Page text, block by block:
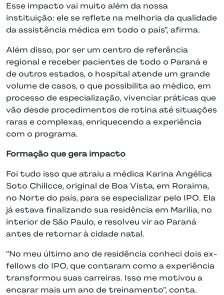
Esse impacto vai muito além da nossa
instituição: ele se reflete na melhoria da qualidade
da assistência médica em todo o país”, afirma.
Além disso, por ser um centro de referência
regional e receber pacientes de todo o Paraná e
de outros estados, o hospital atende um grande
volume de casos, o que possibilita ao médico, em
processo de especialização, vivenciar práticas que
vão desde procedimentos de rotina até situações
raras e complexas, enriquecendo a experiência
com o programa.
Formação que gera impacto
Foi tudo isso que atraiu a médica Karina Angélica
Soto Chillcce, original de Boa Vista, em Roraima,
no Norte do país, para se especializar pelo IPO. Ela
já estava finalizando sua residência em Marília, no
interior de São Paulo, e resolveu vir ao Paraná
antes de retornar à cidade natal.
“No meu último ano de residência conheci dois ex-
fellows do IPO, que contaram como a experiência
transformou suas carreiras. Isso me motivou a
encarar mais um ano de treinamento”, conta.